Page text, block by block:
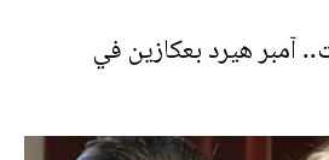
آمبر هيرد بعكازين في